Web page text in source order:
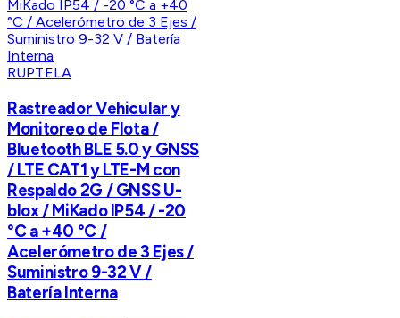
RUPTELA
Rastreador Vehicular y
Monitoreo de Flota /
Bluetooth BLE 5.0 y GNSS
/ LTE CAT1 y LTE-M con
Respaldo 2G / GNSS U-
blox / MiKado IP54 / -20
°C a +40 °C /
Acelerómetro de 3 Ejes /
Suministro 9-32 V /
Batería Interna